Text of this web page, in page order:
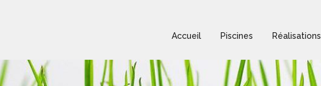
Accueil Piscines Réalisations